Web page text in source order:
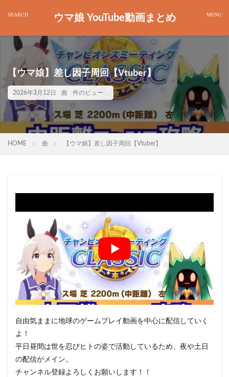
ウマ娘 YouTube動画まとめ
【ウマ娘】差し因子周回【Vtuber】
2026年3月12日 曲 件のビュー
HOME 曲 【ウマ娘】差し因子周回【Vtuber】
自由気ままに地球のゲームプレイ動画を中心に配信していく
よ！
平日昼間は世を忍びヒトの姿で活動しているため、夜や土日
の配信がメイン。
チャンネル登録よろしくお願いします！！